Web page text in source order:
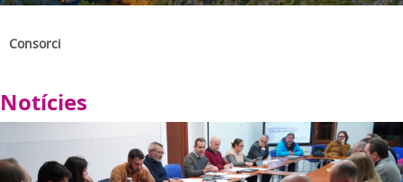
Consorci
Notícies